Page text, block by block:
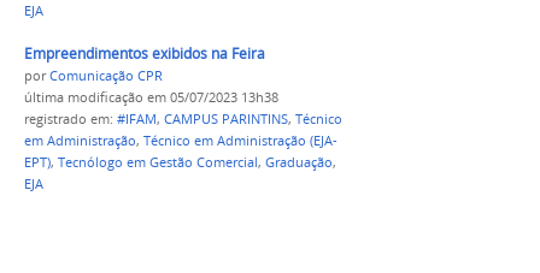
EJA
Empreendimentos exibidos na Feira
porComunicação CPR
última modificação em 05/07/2023 13h38
registrado em: #IFAM, CAMPUS PARINTINS, Técnico
em Administração, Técnico em Administração (EJA-
EPT), Tecnólogo em Gestão Comercial, Graduação,
EJA